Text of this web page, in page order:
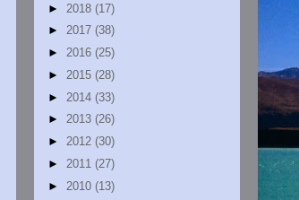
► 2018 (17)
► 2017 (38)
► 2016 (25)
► 2015 (28)
► 2014 (33)
► 2013 (26)
► 2012 (30)
► 2011 (27)
► 2010 (13)